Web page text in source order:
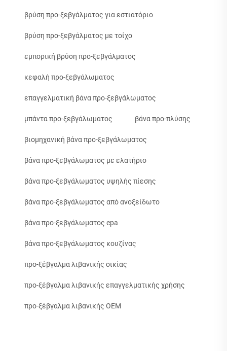
βρύση προ-ξεβγάλματος για εστιατόριο
βρύση προ-ξεβγάλματος με τοίχο
εμπορική βρύση προ-ξεβγάλματος
κεφαλή προ-ξεβγάλωματος
επαγγελματική βάνα προ-ξεβγάλωματος
μπάντα προ-ξεβγάλωματος βάνα προ-πλύσης
βιομηχανική βάνα προ-ξεβγάλωματος
βάνα προ-ξεβγάλωματος με ελατήριο
βάνα προ-ξεβγάλωματος υψηλής πίεσης
βάνα προ-ξεβγάλωματος από ανοξείδωτο
βάνα προ-ξεβγάλωματος epa
βάνα προ-ξεβγάλωματος κουζίνας
προ-ξέβγαλμα λιβανικής οικίας
προ-ξέβγαλμα λιβανικής επαγγελματικής χρήσης
προ-ξέβγαλμα λιβανικής OEM